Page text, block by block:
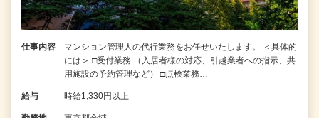
仕事内容
マンション管理人の代行業務をお任せいたします。 ＜具体的
には＞ □受付業務 （入居者様の対応、引越業者への指示、共
用施設の予約管理など） □点検業務…
給与 時給1,330円以上